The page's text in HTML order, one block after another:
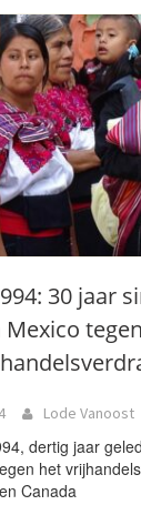
30 jaar
Lode Vanoost
dertig jaar
het
Canada